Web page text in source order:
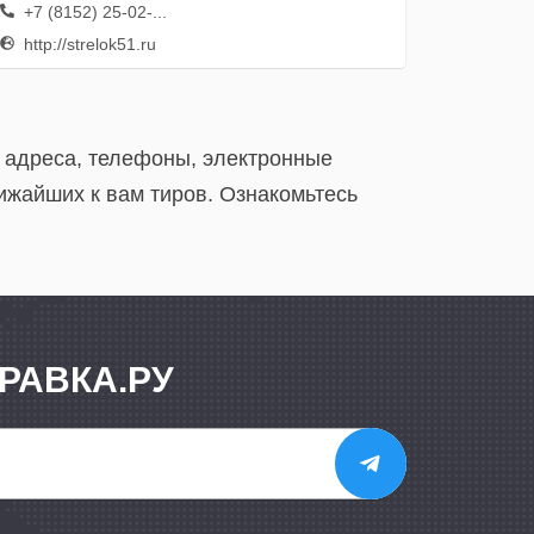
+7 (8152) 25-02-...
http://strelok51.ru
телефоны, электронные
к вам тиров. Ознакомьтесь